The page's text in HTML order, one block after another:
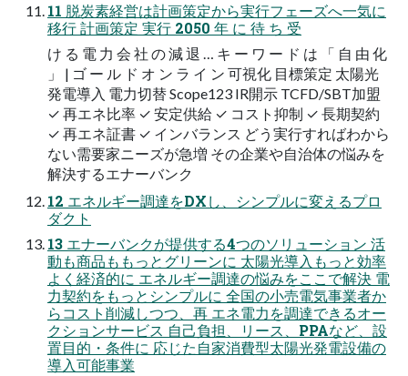
11 脱炭素経営は計画策定から実行フェーズへ一気に
移行 計画策定 実行 2050 年 に 待 ち 受
け る 電 力 会 社 の 減 退 … キ ー ワ ー ド は 「 自 由 化
」 | ゴ ー ル ド オ ン ラ イ ン 可視化 目標策定 太陽光
発電導入 電力切替 Scope123 IR開示 TCFD/SBT加盟
✓ 再エネ比率 ✓ 安定供給 ✓ コスト抑制 ✓ 長期契約
✓ 再エネ証書 ✓ インバランス どう実行すればわから
ない需要家ニーズが急増 その企業や自治体の悩みを
解決するエナーバンク
12 エネルギー調達をDXし、シンプルに変えるプロ
ダクト
13 エナーバンクが提供する4つのソリューション 活
動も商品ももっとグリーンに 太陽光導入もっと効率
よく経済的に エネルギー調達の悩みをここで解決 電
力契約をもっとシンプルに 全国の小売電気事業者か
らコスト削減しつつ、再 エネ電力を調達できるオー
クションサービス 自己負担、リース、PPAなど、設
置目的・条件に 応じた自家消費型太陽光発電設備の
導入可能事業